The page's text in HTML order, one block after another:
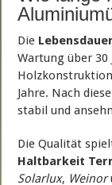
Die
Wartung über 30
Jahre. Nach
stabil und
Die Qualität
Haltbarkeit
Solarlux, Weinor